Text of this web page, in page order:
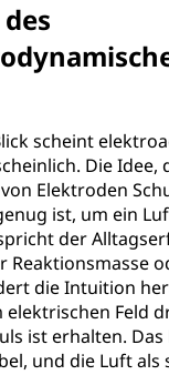
scheint
Die Idee,
Elektroden
ist, um ein
der
Reaktionsmasse
die Intuition
elektrischen Feld
ist erhalten. Das
und die Luft als